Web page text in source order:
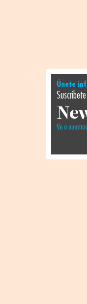
Únete
Ve a